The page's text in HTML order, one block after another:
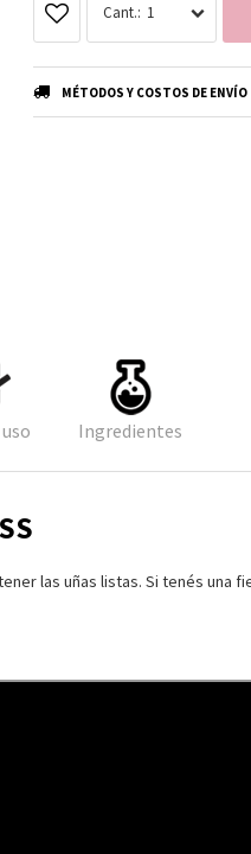
1
MÉTODOS Y COSTOS DE ENVÍO
Ingredientes
las uñas listas. Si tenés una